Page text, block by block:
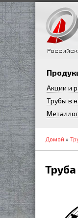
Акции и
Трубы в
Домой »